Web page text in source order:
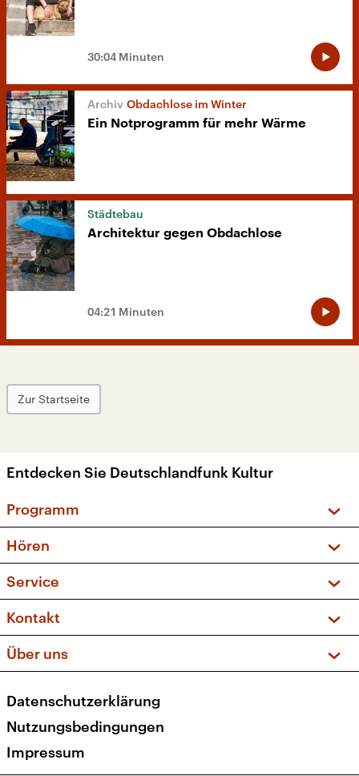
30:04 Minuten
Obdachlose im Winter
Ein Notprogramm für mehr Wärme
Städtebau
Architektur gegen Obdachlose
04:21 Minuten
Zur Startseite
Entdecken Sie Deutschlandfunk Kultur
Programm
Sendungen und Podcasts
Musikliste
Kakadu – Das Kinderprogramm
Hören
Frequenzen (UKW + DAB+)
Service
FAQ
Apps
Newsletter
Kontakt
Social Media
Über uns
Presse
Karriere
Transparenz
Datenschutzerklärung
Nutzungsbedingungen
Impressum